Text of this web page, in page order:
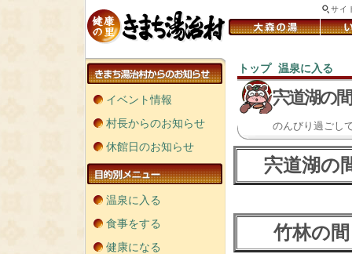
サイ
イベント情報
村長からのお知らせ
休館日のお知らせ
温泉に入る
食事をする
健康になる
トップ 温泉に入る
宍道湖の
のんびり過ごし
宍道湖の
竹林の間